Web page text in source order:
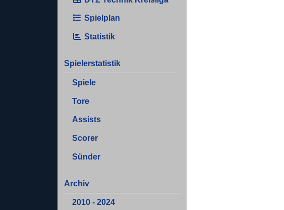
Spielplan
Statistik
Spielerstatistik
Spiele
Tore
Assists
Scorer
Sünder
Archiv
2010 - 2024